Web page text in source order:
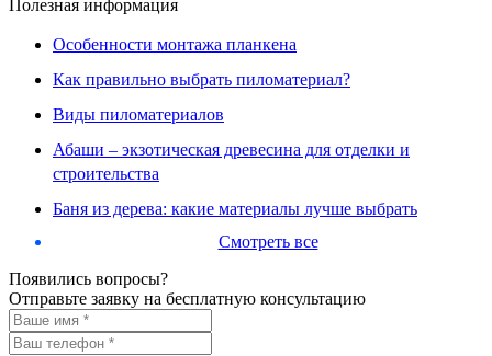
Полезная информация
Особенности монтажа планкена
Как правильно выбрать пиломатериал?
Виды пиломатериалов
Абаши – экзотическая древесина для отделки и
строительства
Баня из дерева: какие материалы лучше выбрать
Смотреть все
Появились вопросы?
Отправьте заявку на бесплатную консультацию